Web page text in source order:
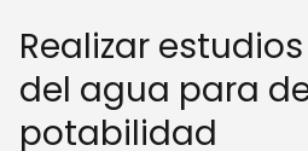
Realizar
del agua para
potabilidad